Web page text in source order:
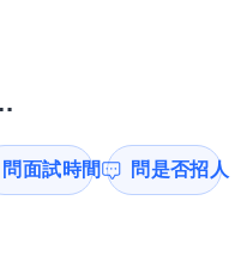
問面試時間 問是否招人